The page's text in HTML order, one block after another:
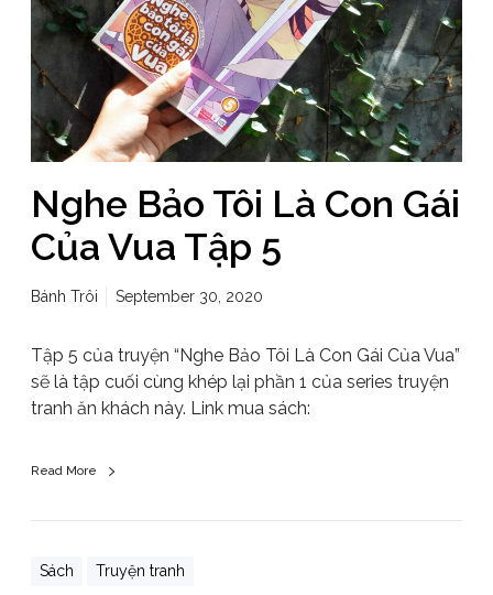
Nghe Bảo Tôi Là Con Gái
Của Vua Tập 5
Bánh Trôi September 30, 2020
Tập 5 của truyện “Nghe Bảo Tôi Là Con Gái Của Vua”
sẽ là tập cuối cùng khép lại phần 1 của series truyện
tranh ăn khách này. Link mua sách:
Read More
Sách Truyện tranh